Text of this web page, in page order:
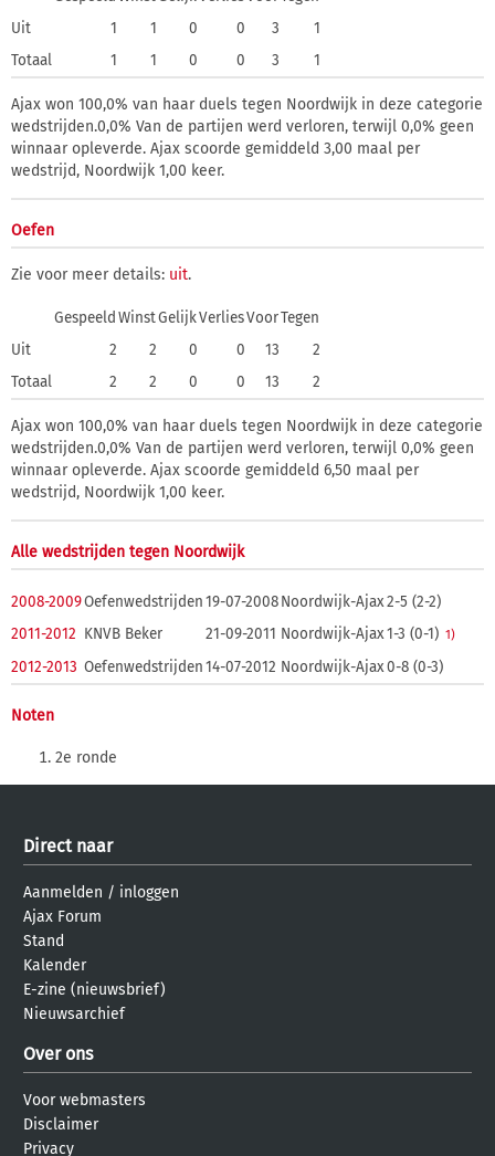
Uit
1 1 0 0 3
1
Totaal
1 1 0 0 3 1
Ajax won 100,0% van haar duels tegen Noordwijk in deze categorie
wedstrijden.0,0% Van de partijen werd verloren, terwijl 0,0% geen
winnaar opleverde. Ajax scoorde gemiddeld 3,00 maal per
wedstrijd, Noordwijk 1,00 keer.
Oefen
Zie voor meer details: uit.
Gespeeld WinstGelijkVerliesVoorTegen
Uit
2 2 0 0 13
2
Totaal
2 2 0 0 13 2
Ajax won 100,0% van haar duels tegen Noordwijk in deze categorie
wedstrijden.0,0% Van de partijen werd verloren, terwijl 0,0% geen
winnaar opleverde. Ajax scoorde gemiddeld 6,50 maal per
wedstrijd, Noordwijk 1,00 keer.
Alle wedstrijden tegen Noordwijk
2008-2009Oefenwedstrijden19-07-2008Noordwijk-Ajax2-5 (2-2)
2011-2012 KNVB Beker 21-09-2011 Noordwijk-Ajax1-3 (0-1) 1)
2012-2013 Oefenwedstrijden14-07-2012 Noordwijk-Ajax0-8 (0-3)
Noten
2e ronde
Direct naar
Aanmelden / inloggen
Ajax Forum
Stand
Kalender
E-zine (nieuwsbrief)
Nieuwsarchief
Over ons
Voor webmasters
Disclaimer
Privacy